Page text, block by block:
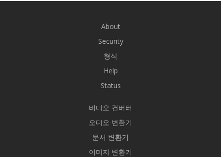
About
Security
형식
Help
Status
비디오 컨버터
오디오 변환기
문서 변환기
이미지 변환기